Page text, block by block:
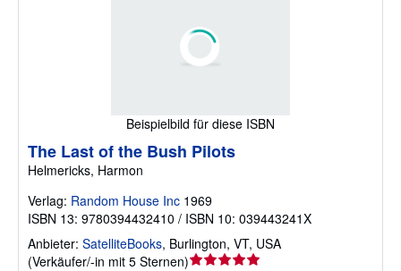
Beispielbild für diese ISBN
The Last of the Bush Pilots
Helmericks, Harmon
Verlag: Random House Inc 1969
ISBN 13: 9780394432410 / ISBN 10: 039443241X
Anbieter: SatelliteBooks, Burlington, VT, USA
(Verkäufer/-in mit 5 Sternen)Verkäuferbewertung